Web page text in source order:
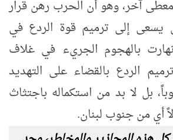
آخر، وهو أن الحرب رهن قرار
يسعى إلى ترميم قوة الردع في
بالهجوم الجريء في غلاف
الردع بالقضاء على التهديد
بل لا بد من استكماله باجتثاث
أي من جنوب لبنان.